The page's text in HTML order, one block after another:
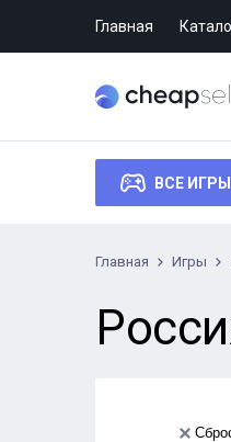
Главная
ВСЕ ИГРЫ
Главная Игры